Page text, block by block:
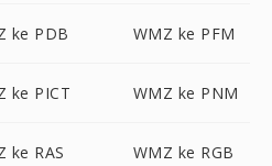
ke PDB WMZ ke PFM
ke PICT WMZ ke PNM
ke RAS WMZ ke RGB